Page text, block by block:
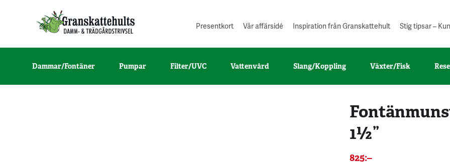
Presentkort Vår affärsidé Inspiration från Granskattehult Stig tipsar –
Dammar/Fontäner Pumpar Filter/UVC Vattenvård Slang/Koppling Växter/Fisk
1½”
825:–